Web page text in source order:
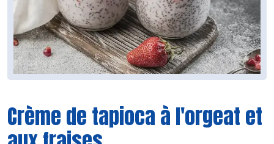
Crème de tapioca à l'orgeat et